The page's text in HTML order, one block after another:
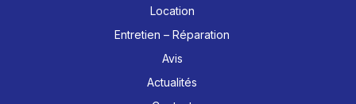
Location
Entretien – Réparation
Avis
Actualités